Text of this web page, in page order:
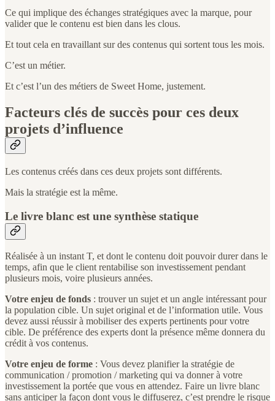
Ce qui implique des échanges stratégiques avec la marque, pour
valider que le contenu est bien dans les clous.
Et tout cela en travaillant sur des contenus qui sortent tous les mois.
C’est un métier.
Et c’est l’un des métiers de Sweet Home, justement.
Facteurs clés de succès pour ces deux
projets d’influence
Les contenus créés dans ces deux projets sont différents.
Mais la stratégie est la même.
Le livre blanc est une synthèse statique
Réalisée à un instant T, et dont le contenu doit pouvoir durer dans le
temps, afin que le client rentabilise son investissement pendant
plusieurs mois, voire plusieurs années.
Votre enjeu de fonds : trouver un sujet et un angle intéressant pour
la population cible. Un sujet original et de l’information utile. Vous
devez aussi réussir à mobiliser des experts pertinents pour votre
cible. De préférence des experts dont la présence même donnera du
crédit à vos contenus.
Votre enjeu de forme : Vous devez planifier la stratégie de
communication / promotion / marketing qui va donner à votre
investissement la portée que vous en attendez. Faire un livre blanc
sans anticiper la façon dont vous le diffuserez, c’est prendre le risque